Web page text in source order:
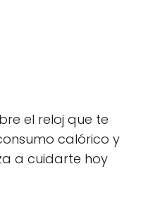
el reloj que te
calórico y
a cuidarte hoy